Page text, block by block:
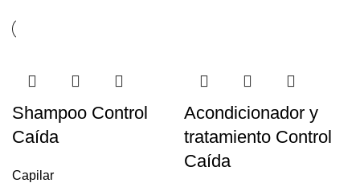
Shampoo Control
Caída
Capilar
Acondicionador y
tratamiento Control
Caída